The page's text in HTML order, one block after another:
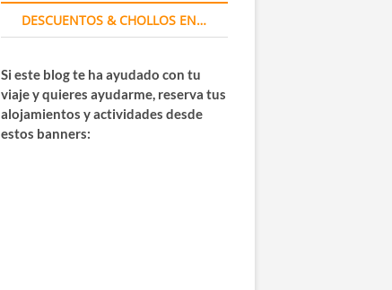
DESCUENTOS & CHOLLOS EN…
Si este blog te ha ayudado con tu
viaje y quieres ayudarme, reserva tus
alojamientos y actividades desde
estos banners: